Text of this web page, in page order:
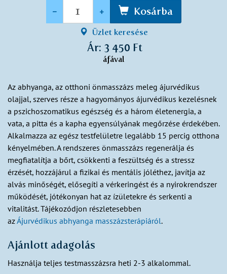
- + Kosárba
Üzlet keresése
Ár: 3 450 Ft
áfával
Az abhyanga, az otthoni önmasszázs meleg ájurvédikus
olajjal, szerves része a hagyományos ájurvédikus kezelésnek
a pszichoszomatikus egészség és a három életenergia, a
vata, a pitta és a kapha egyensúlyának megőrzése érdekében.
Alkalmazza az egész testfelületre legalább 15 percig otthona
kényelmében. A rendszeres önmasszázs regenerálja és
megfiatalítja a bőrt, csökkenti a feszültség és a stressz
érzését, hozzájárul a fizikai és mentális jóléthez, javítja az
alvás minőségét, elősegíti a vérkeringést és a nyirokrendszer
működését, jótékonyan hat az ízületekre és serkenti a
vitalitást. Tájékozódjon részletesebben
azÁjurvédikus abhyanga masszázsterápiáról.
Ajánlott adagolás
Használja teljes testmasszázsra heti 2-3 alkalommal.